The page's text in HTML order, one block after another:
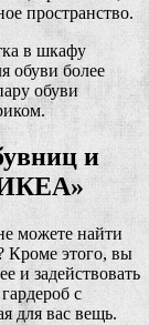
пространство.
в шкафу
обуви более
обуви
и
можете найти
Кроме этого, вы
и задействовать
с
для вас вещь.